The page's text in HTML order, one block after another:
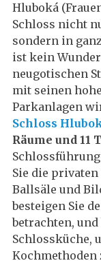
Hluboká
Schloss nicht
sondern in
ist kein
neugotischen
mit seinen
Parkanlagen
Schloss
Räume und 11
Sie die
Ballsäle und
besteigen Sie
betrachten,
Schlossküche,
Kochmethoden